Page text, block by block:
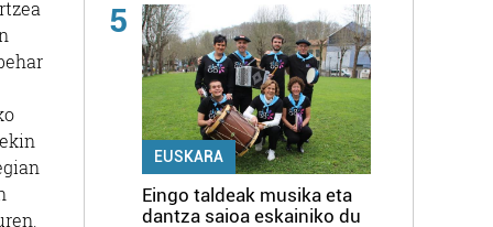
5
EUSKARA
Eingo taldeak musika eta
dantza saioa eskainiko du